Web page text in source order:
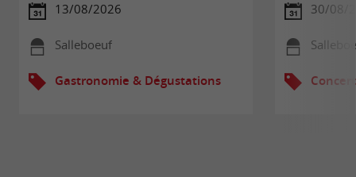
13/08/2026
Salleboeuf
Gastronomie & Dégustations
30/08/